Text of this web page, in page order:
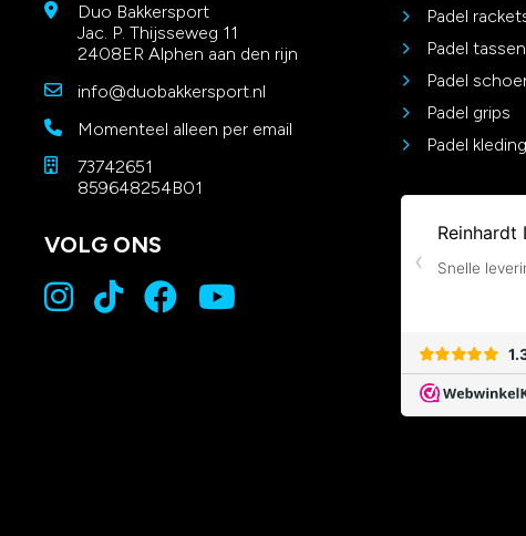
Duo Bakkersport
Jac. P. Thijsseweg 11
2408ER Alphen aan den rijn
info@duobakkersport.nl
Momenteel alleen per email
73742651
859648254B01
VOLG ONS
Padel
Padel tassen
Padel
Padel grips
Padel kleding